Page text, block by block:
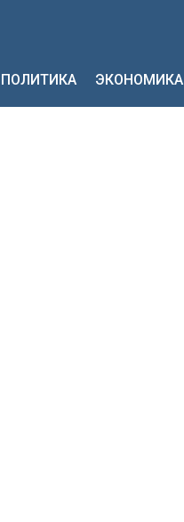
ПОЛИТИКА ЭКОНОМИКА